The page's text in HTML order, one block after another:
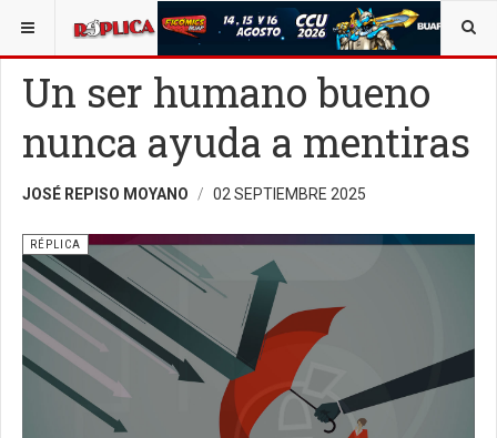
ESTÁ AQUÍ: CUERPO EDITORIAL OPINIÓN RÉPLICA
Un ser humano bueno
nunca ayuda a mentiras
JOSÉ REPISO MOYANO 02 SEPTIEMBRE 2025
RÉPLICA